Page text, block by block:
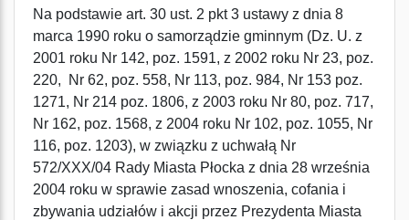
Na podstawie art. 30 ust. 2 pkt 3 ustawy z dnia 8
marca 1990 roku o samorządzie gminnym (Dz. U. z
2001 roku Nr 142, poz. 1591, z 2002 roku Nr 23, poz.
220, Nr 62, poz. 558, Nr 113, poz. 984, Nr 153 poz.
1271, Nr 214 poz. 1806, z 2003 roku Nr 80, poz. 717,
Nr 162, poz. 1568, z 2004 roku Nr 102, poz. 1055, Nr
116, poz. 1203), w związku z uchwałą Nr
572/XXX/04 Rady Miasta Płocka z dnia 28 września
2004 roku w sprawie zasad wnoszenia, cofania i
zbywania udziałów i akcji przez Prezydenta Miasta